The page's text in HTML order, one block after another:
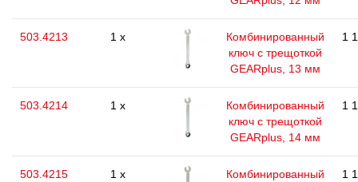
503.4213 1 x
Комбинированный
ключ с трещоткой
GEARplus, 13 мм
1
503.4214 1 x
Комбинированный
ключ с трещоткой
GEARplus, 14 мм
1
503.4215 1 x
Комбинированный
1